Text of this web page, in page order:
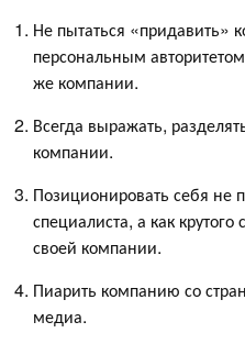
Не пытаться «придавить»
персональным
же компании.
Всегда выражать,
компании.
Позиционировать себя не
специалиста, а как
своей компании.
Пиарить компанию со
медиа.